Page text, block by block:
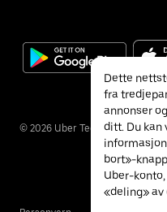
© 2026 Uber Technologies Inc.
Dette
fra
annonser
ditt. Du kan
bort»-
Uber-
«deling» av